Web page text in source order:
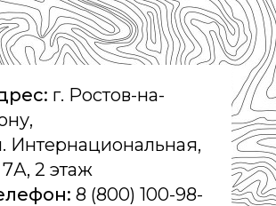
г. Ростов-на-
Интернациональная,
2 этаж
8 (800) 100-98-